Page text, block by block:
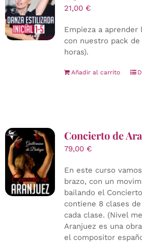
21,00 €
Empieza a aprender
con nuestro pack
horas).
Añadir al carrito
Concierto de
79,00 €
En este curso
brazo, con un
bailando el
contiene 8 clases
cada clase. (Nivel
Aranjuez es una
el compositor